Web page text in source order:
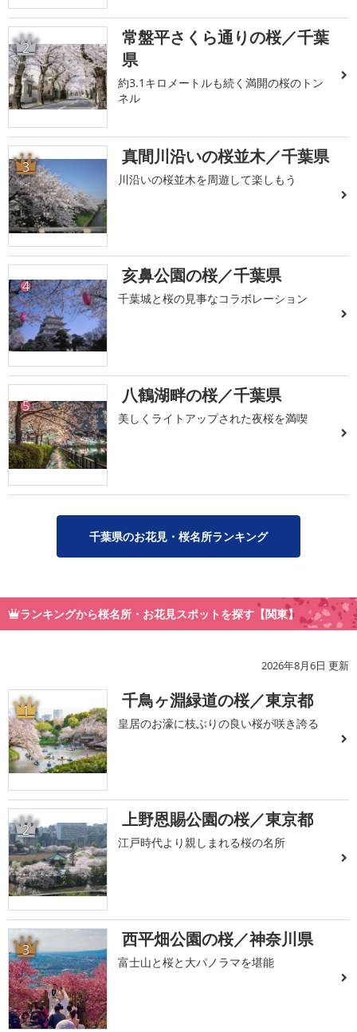
2
常盤平さくら通りの桜／千葉
県
約3.1キロメートルも続く満開の桜のトン
ネル
3 真間川沿いの桜並木／千葉県
川沿いの桜並木を周遊して楽しもう
4 亥鼻公園の桜／千葉県
千葉城と桜の見事なコラボレーション
5 八鶴湖畔の桜／千葉県
美しくライトアップされた夜桜を満喫
千葉県のお花見・桜名所ランキング
ランキングから桜名所・お花見スポットを探す【関東】
2026年8月6日 更新
1 千鳥ヶ淵緑道の桜／東京都
皇居のお濠に枝ぶりの良い桜が咲き誇る
2 上野恩賜公園の桜／東京都
江戸時代より親しまれる桜の名所
3 西平畑公園の桜／神奈川県
富士山と桜と大パノラマを堪能